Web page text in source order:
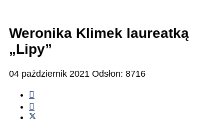
Weronika Klimek laureatką
„Lipy”
04 październik 2021 Odsłon: 8716